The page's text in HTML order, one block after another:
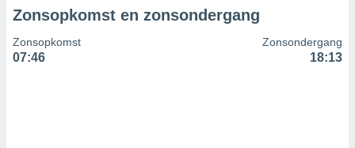
Zonsopkomst en zonsondergang
Zonsopkomst
07:46
Zonsondergang
18:13